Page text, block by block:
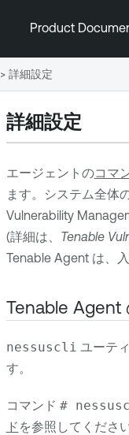
Product
詳細設定
エージェントのコマ
ます。システム全体
Vulnerability
(詳細は、 Tenable
Tenable Agentは、入
Tenable Agent
nessuscli ユーテ
す。
コマンド #
ド を参照してください
> 詳細設定